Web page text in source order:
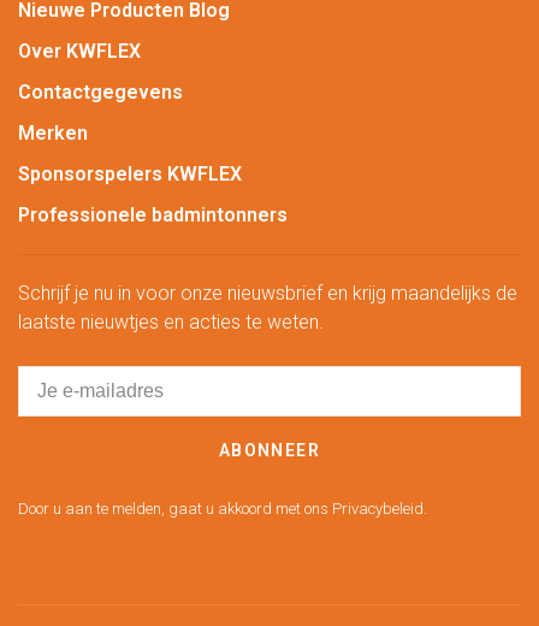
Nieuwe Producten Blog
Over KWFLEX
Contactgegevens
Merken
Sponsorspelers KWFLEX
Professionele badmintonners
Schrijf je nu in voor onze nieuwsbrief en krijg maandelijks de
laatste nieuwtjes en acties te weten.
ABONNEER
Door u aan te melden, gaat u akkoord met ons Privacybeleid.